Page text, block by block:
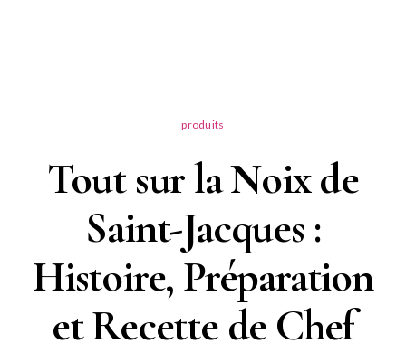
produits
Tout sur la Noix de
Saint-Jacques :
Histoire, Préparation
et Recette de Chef